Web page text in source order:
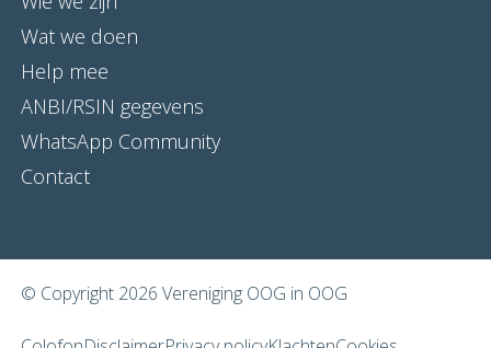
Wat we doen
Help mee
ANBI/RSIN gegevens
WhatsApp Community
Contact
© Copyright 2026 Vereniging OOG in OOG